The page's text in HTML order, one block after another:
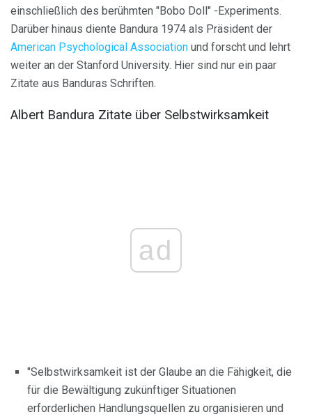
einschließlich des berühmten "Bobo Doll" -Experiments.
Darüber hinaus diente Bandura 1974 als Präsident der
American Psychological Association und forscht und lehrt
weiter an der Stanford University. Hier sind nur ein paar
Zitate aus Banduras Schriften.
Albert Bandura Zitate über Selbstwirksamkeit
ad
"Selbstwirksamkeit ist der Glaube an die Fähigkeit, die
für die Bewältigung zukünftiger Situationen
erforderlichen Handlungsquellen zu organisieren und